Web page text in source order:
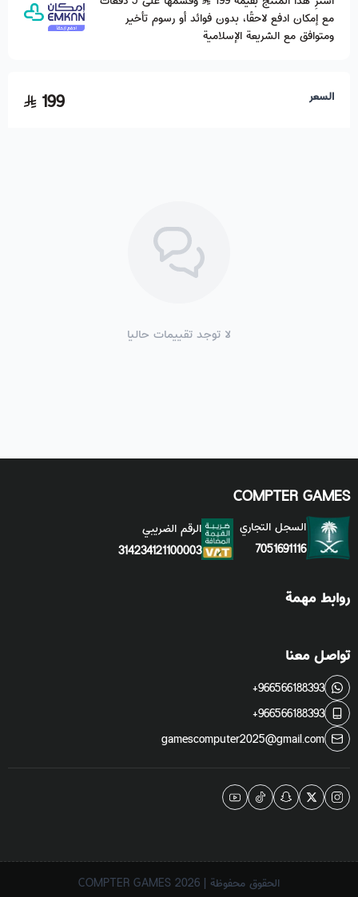
مع إمكان ادفع لاحقًا، بدون فوائد أو رسوم تأخير
ومتوافق مع الشريعة الإسلامية
السعر 199
لا توجد تقييمات حاليا
COMPTER GAMES
السجل التجاري
7051691116
الرقم الضريبي
314234121100003
روابط مهمة
تواصل معنا
+966566188393
+966566188393
gamescomputer2025@gmail.com
الحقوق محفوظة | 2026 COMPTER GAMES